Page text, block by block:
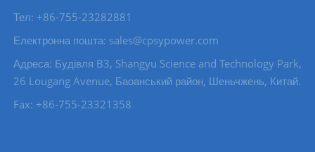
Тел: +86-755-23282881
Електронна пошта: sales@cpsypower.com
Адреса: Будівля B3, Shangyu Science and Technology Park,
26 Lougang Avenue, Баоанський район, Шеньчжень, Китай.
Fax: +86-755-23321358